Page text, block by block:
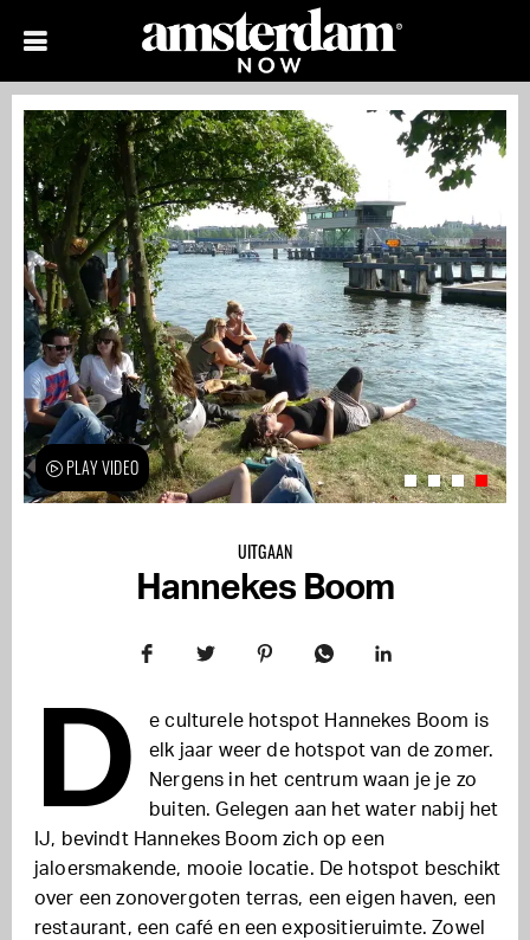
UITGAAN
Hannekes Boom
PLAY VIDEO
D
e culturele hotspot Hannekes Boom is
elk jaar weer de hotspot van de zomer.
Nergens in het centrum waan je je zo
buiten. Gelegen aan het water nabij het
IJ, bevindt Hannekes Boom zich op een
jaloersmakende, mooie locatie. De hotspot beschikt
over een zonovergoten terras, een eigen haven, een
restaurant, een café en een expositieruimte. Zowel